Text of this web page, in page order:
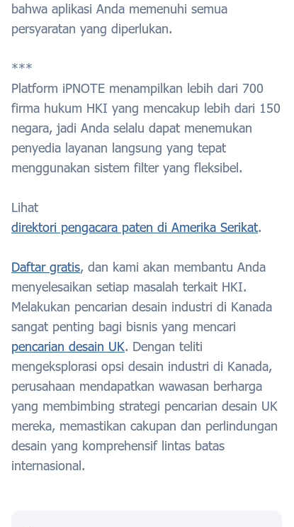
bahwa aplikasi Anda memenuhi semua
persyaratan yang diperlukan.
***
Platform iPNOTE menampilkan lebih dari 700
firma hukum HKI yang mencakup lebih dari 150
negara, jadi Anda selalu dapat menemukan
penyedia layanan langsung yang tepat
menggunakan sistem filter yang fleksibel.
Lihat
direktori pengacara paten di Amerika Serikat.
Daftar gratis, dan kami akan membantu Anda
menyelesaikan setiap masalah terkait HKI.
Melakukan pencarian desain industri di Kanada
sangat penting bagi bisnis yang mencari
pencarian desain UK. Dengan teliti
mengeksplorasi opsi desain industri di Kanada,
perusahaan mendapatkan wawasan berharga
yang membimbing strategi pencarian desain UK
mereka, memastikan cakupan dan perlindungan
desain yang komprehensif lintas batas
internasional.